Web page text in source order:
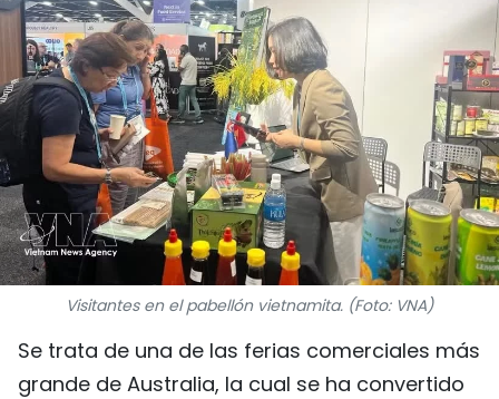
HISTORIAS MULTIMEDIA
FOTOGRAFÍA
¿QUIÉNES SOMOS?
TIẾNG VIỆT
ENGLISH
中文
FRANÇAIS
Visitantes en el pabellón vietnamita. (Foto: VNA)
Se trata de una de las ferias comerciales más
grande de Australia, la cual se ha convertido